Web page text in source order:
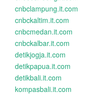
cnbclampung.it.com
cnbckaltim.it.com
cnbcmedan.it.com
cnbckalbar.it.com
detikjogja.it.com
detikpapua.it.com
detikbali.it.com
kompasbali.it.com